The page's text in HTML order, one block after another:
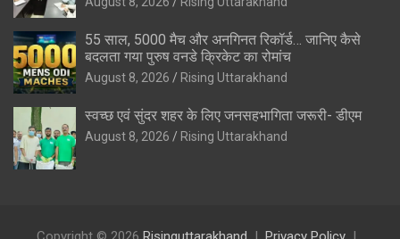
55 साल, 5000 मैच और अनगिनत रिकॉर्ड… जानिए कैसे
बदलता गया पुरुष वनडे क्रिकेट का रोमांच
August 8, 2026 Rising Uttarakhand
स्वच्छ एवं सुंदर शहर के लिए जनसहभागिता जरूरी- डीएम
August 8, 2026 Rising Uttarakhand